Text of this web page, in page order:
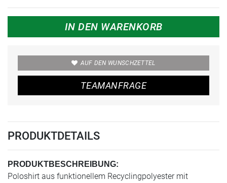
IN DEN WARENKORB
AUF DEN WUNSCHZETTEL
TEAMANFRAGE
PRODUKTDETAILS
PRODUKTBESCHREIBUNG:
Poloshirt aus funktionellem Recyclingpolyester mit